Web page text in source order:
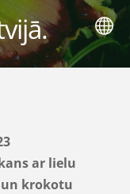
ar lielu
krokotu